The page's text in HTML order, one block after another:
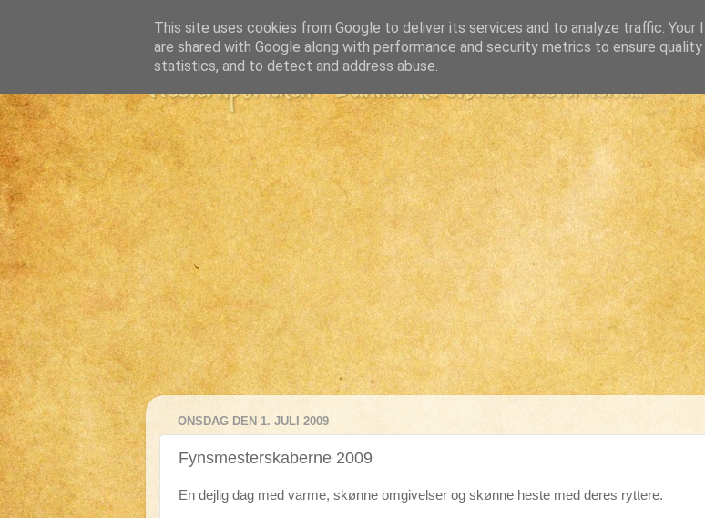
Westernportalen - Danmarks største westernsite...
ONSDAG DEN 1. JULI 2009
Fynsmesterskaberne 2009
En dejlig dag med varme, skønne omgivelser og skønne heste med deres ryttere.
This site uses cookies from Google to deliver its services and to analyze traffic. Your
are shared with Google along with performance and security metrics to ensure
statistics, and to detect and address abuse.